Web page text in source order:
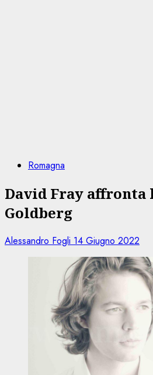
Romagna
David Fray affronta
Goldberg
Alessandro Fogli 14 Giugno 2022